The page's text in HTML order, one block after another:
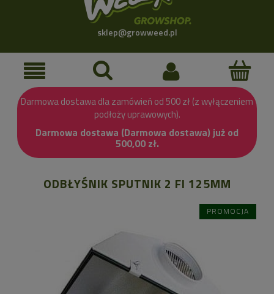
sklep@growweed.pl
Darmowa dostawa dla zamówień od 500 zł (z wyłączeniem
podłoży uprawowych).
Darmowa dostawa (Darmowa dostawa) już od
500,00 zł.
ODBŁYŚNIK SPUTNIK 2 FI 125MM
PROMOCJA